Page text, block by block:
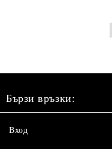
Бързи връзки:
Вход